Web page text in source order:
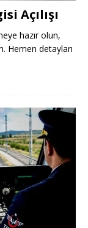
Açılışı
hazır olun,
Hemen detayları